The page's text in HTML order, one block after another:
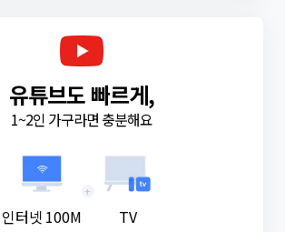
유튜브도 빠르게,
1~2인 가구라면 충분해요
인터넷 100M
+
TV